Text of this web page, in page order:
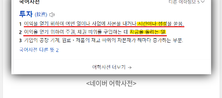
<네이버 어학사전>